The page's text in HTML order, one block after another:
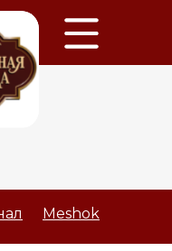
Meshok